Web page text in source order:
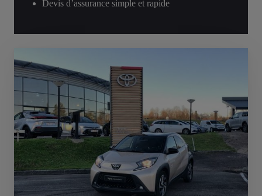
Devis d’assurance simple et rapide